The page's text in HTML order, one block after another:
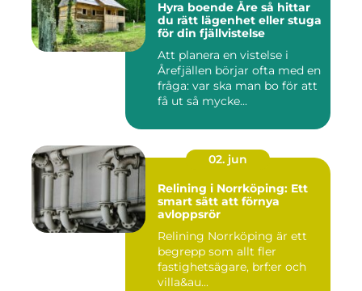
Hyra boende Åre så hittar
du rätt lägenhet eller stuga
för din fjällvistelse
Att planera en vistelse i
Årefjällen börjar ofta med en
fråga: var ska man bo för att
få ut så mycke...
02. jun
Relining i Norrköping: Ett
smart sätt att förnya
avloppsrör
Relining Norrköping är ett
begrepp som allt fler
fastighetsägare, brf:er och
villa&au...